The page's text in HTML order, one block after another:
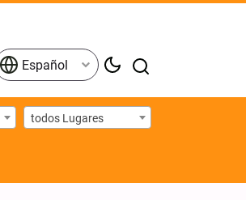
Español
todos Lugares